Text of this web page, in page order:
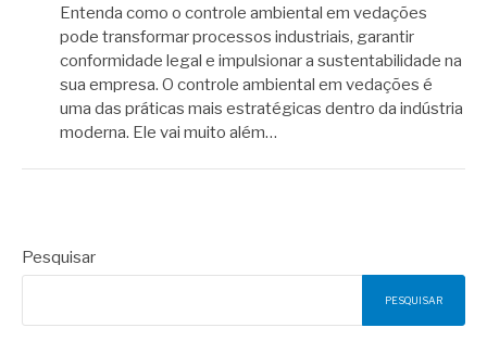
Entenda como o controle ambiental em vedações
pode transformar processos industriais, garantir
conformidade legal e impulsionar a sustentabilidade na
sua empresa. O controle ambiental em vedações é
uma das práticas mais estratégicas dentro da indústria
moderna. Ele vai muito além…
Pesquisar
PESQUISAR